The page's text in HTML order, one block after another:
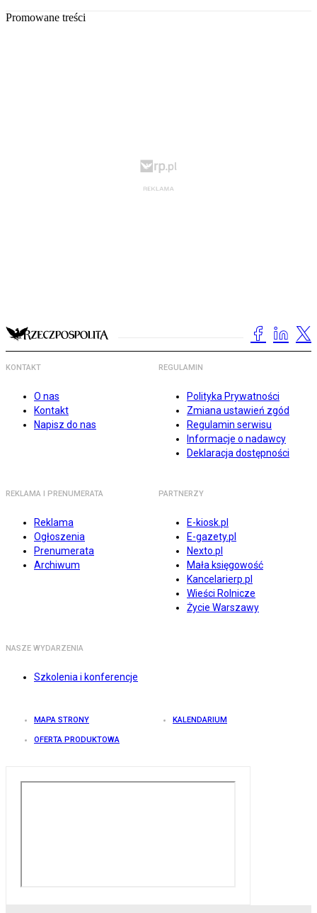
Promowane treści
KONTAKT
O nas
Kontakt
Napisz do nas
REGULAMIN
Polityka Prywatności
Zmiana ustawień zgód
Regulamin serwisu
Informacje o nadawcy
Deklaracja dostępności
REKLAMA I PRENUMERATA
Reklama
Ogłoszenia
Prenumerata
Archiwum
PARTNERZY
E-kiosk.pl
E-gazety.pl
Nexto.pl
Mała księgowość
Kancelarierp.pl
Wieści Rolnicze
Życie Warszawy
NASZE WYDARZENIA
Szkolenia i konferencje
MAPA STRONY KALENDARIUM
OFERTA PRODUKTOWA